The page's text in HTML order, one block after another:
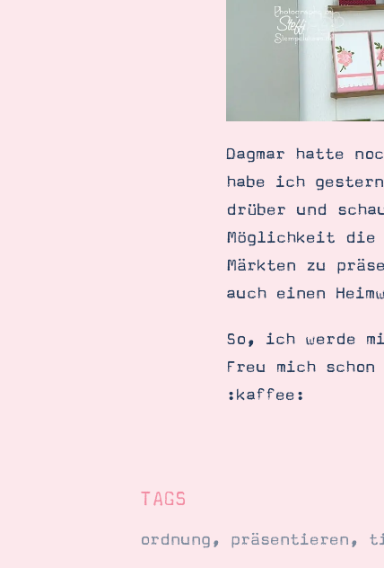
Dagmar hatte
habe ich
drüber und
Möglichkeit die
Märkten zu
auch einen
So, ich werde
Freu mich
:kaffee:
TAGS
ordnung, präsentieren,